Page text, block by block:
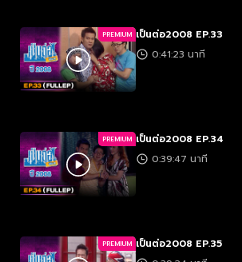
PREMIUM เป็นต่อ2008 EP.33
0:41:23 นาที
PREMIUM เป็นต่อ2008 EP.34
0:39:47 นาที
PREMIUM เป็นต่อ2008 EP.35